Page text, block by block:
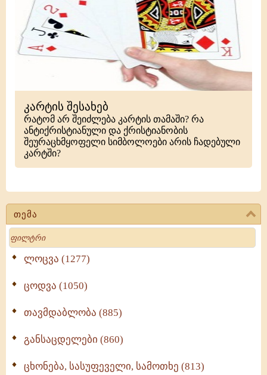
თემა
Search
ლოცვა (1277)
ცოდვა (1050)
თავმდაბლობა (885)
განსაცდელები (860)
ცხონება, სასუფეველი, სამოთხე (813)
კარტის შესახებ
რატომ არ შეიძლება კარტის თამაში? რა
ანტიქრისტიანული და ქრისტიანობის
შეურაცხმყოფელი სიმბოლოები არის ჩადებული
კარტში?